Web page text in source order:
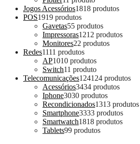
Jogos Acessórios1818 produtos
POS1919 produtos
Gavetas55 produtos
Impressoras1212 produtos
Monitores22 produtos
Redes1111 produtos
AP1010 produtos
Switch11 produto
Telecomunicações124124 produtos
Acessórios3434 produtos
Iphone3030 produtos
Recondicionados1313 produtos
Smartphone3333 produtos
Smartwatch1818 produtos
Tablets99 produtos